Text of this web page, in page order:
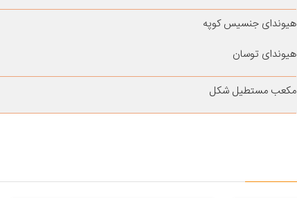
هیوندای جنسیس کوپه
هیوندای توسان
مکعب مستطیل شکل